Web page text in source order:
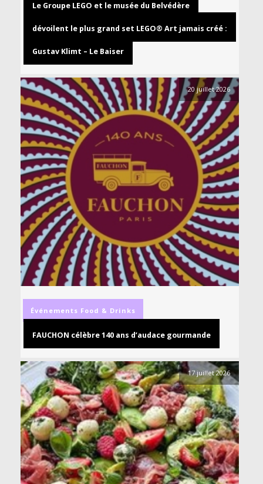
Le Groupe LEGO et le musée du Belvédère
dévoilent le plus grand set LEGO® Art jamais créé :
Gustav Klimt – Le Baiser
20 juillet 2026
Événements Food & Drinks
FAUCHON célèbre 140 ans d’audace gourmande
17 juillet 2026